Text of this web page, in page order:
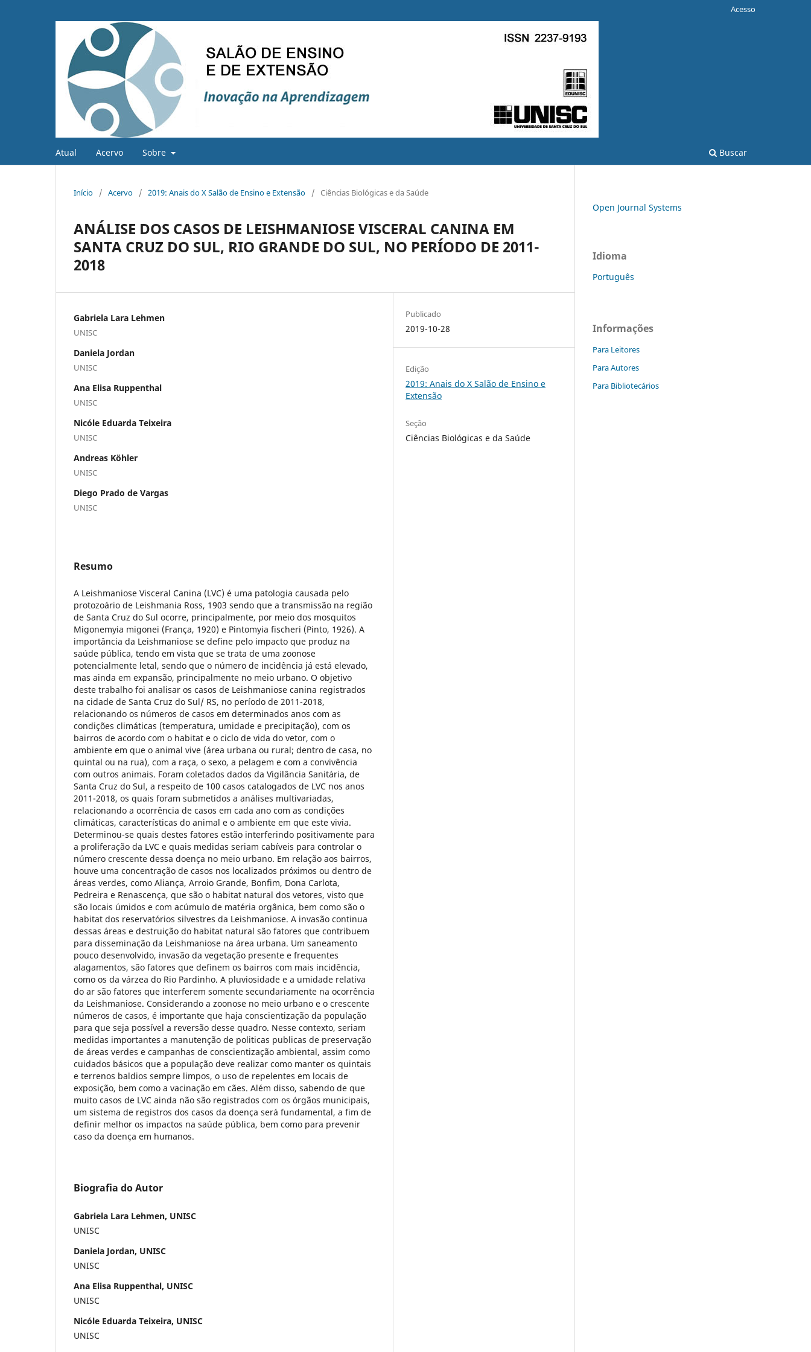
Atual Acervo Sobre Buscar
Acesso
Início / Acervo / 2019: Anais do X Salão de Ensino e Extensão / Ciências Biológicas e da Saúde
ANÁLISE DOS CASOS DE LEISHMANIOSE VISCERAL CANINA EM
SANTA CRUZ DO SUL, RIO GRANDE DO SUL, NO PERÍODO DE 2011-
2018
Gabriela Lara Lehmen
UNISC
Daniela Jordan
UNISC
Ana Elisa Ruppenthal
UNISC
Nicóle Eduarda Teixeira
UNISC
Andreas Köhler
UNISC
Diego Prado de Vargas
UNISC
Resumo
A Leishmaniose Visceral Canina (LVC) é uma patologia causada pelo
protozoário de Leishmania Ross, 1903 sendo que a transmissão na região
de Santa Cruz do Sul ocorre, principalmente, por meio dos mosquitos
Migonemyia migonei (França, 1920) e Pintomyia fischeri (Pinto, 1926). A
importância da Leishmaniose se define pelo impacto que produz na
saúde pública, tendo em vista que se trata de uma zoonose
potencialmente letal, sendo que o número de incidência já está elevado,
mas ainda em expansão, principalmente no meio urbano. O objetivo
deste trabalho foi analisar os casos de Leishmaniose canina registrados
na cidade de Santa Cruz do Sul/ RS, no período de 2011-2018,
relacionando os números de casos em determinados anos com as
condições climáticas (temperatura, umidade e precipitação), com os
bairros de acordo com o habitat e o ciclo de vida do vetor, com o
ambiente em que o animal vive (área urbana ou rural; dentro de casa, no
quintal ou na rua), com a raça, o sexo, a pelagem e com a convivência
com outros animais. Foram coletados dados da Vigilância Sanitária, de
Santa Cruz do Sul, a respeito de 100 casos catalogados de LVC nos anos
2011-2018, os quais foram submetidos a análises multivariadas,
relacionando a ocorrência de casos em cada ano com as condições
climáticas, características do animal e o ambiente em que este vivia.
Determinou-se quais destes fatores estão interferindo positivamente para
a proliferação da LVC e quais medidas seriam cabíveis para controlar o
número crescente dessa doença no meio urbano. Em relação aos bairros,
houve uma concentração de casos nos localizados próximos ou dentro de
áreas verdes, como Aliança, Arroio Grande, Bonfim, Dona Carlota,
Pedreira e Renascença, que são o habitat natural dos vetores, visto que
são locais úmidos e com acúmulo de matéria orgânica, bem como são o
habitat dos reservatórios silvestres da Leishmaniose. A invasão continua
dessas áreas e destruição do habitat natural são fatores que contribuem
para disseminação da Leishmaniose na área urbana. Um saneamento
pouco desenvolvido, invasão da vegetação presente e frequentes
alagamentos, são fatores que definem os bairros com mais incidência,
como os da várzea do Rio Pardinho. A pluviosidade e a umidade relativa
do ar são fatores que interferem somente secundariamente na ocorrência
da Leishmaniose. Considerando a zoonose no meio urbano e o crescente
números de casos, é importante que haja conscientização da população
para que seja possível a reversão desse quadro. Nesse contexto, seriam
medidas importantes a manutenção de politicas publicas de preservação
de áreas verdes e campanhas de conscientização ambiental, assim como
cuidados básicos que a população deve realizar como manter os quintais
e terrenos baldios sempre limpos, o uso de repelentes em locais de
exposição, bem como a vacinação em cães. Além disso, sabendo de que
muito casos de LVC ainda não são registrados com os órgãos municipais,
um sistema de registros dos casos da doença será fundamental, a fim de
definir melhor os impactos na saúde pública, bem como para prevenir
caso da doença em humanos.
Biografia do Autor
Gabriela Lara Lehmen, UNISC
UNISC
Daniela Jordan, UNISC
UNISC
Ana Elisa Ruppenthal, UNISC
UNISC
Nicóle Eduarda Teixeira, UNISC
UNISC
Publicado
2019-10-28
Edição
2019: Anais do X Salão de Ensino e
Extensão
Seção
Ciências Biológicas e da Saúde
Open Journal Systems
Idioma
Português
Informações
Para Leitores
Para Autores
Para Bibliotecários